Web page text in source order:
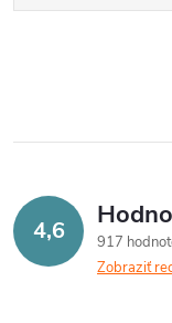
4,6
917
Zobraziť